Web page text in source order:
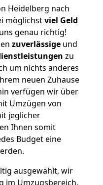
Heidelberg nach
möglichstviel Geld
genau richtig!
zuverlässige und
zu
um nichts anderes
neuen Zuhause
verfügen wir über
Umzügen von
jeglicher
Ihnen somit
Budget eine
ausgewählt, wir
im Umzugsbereich.